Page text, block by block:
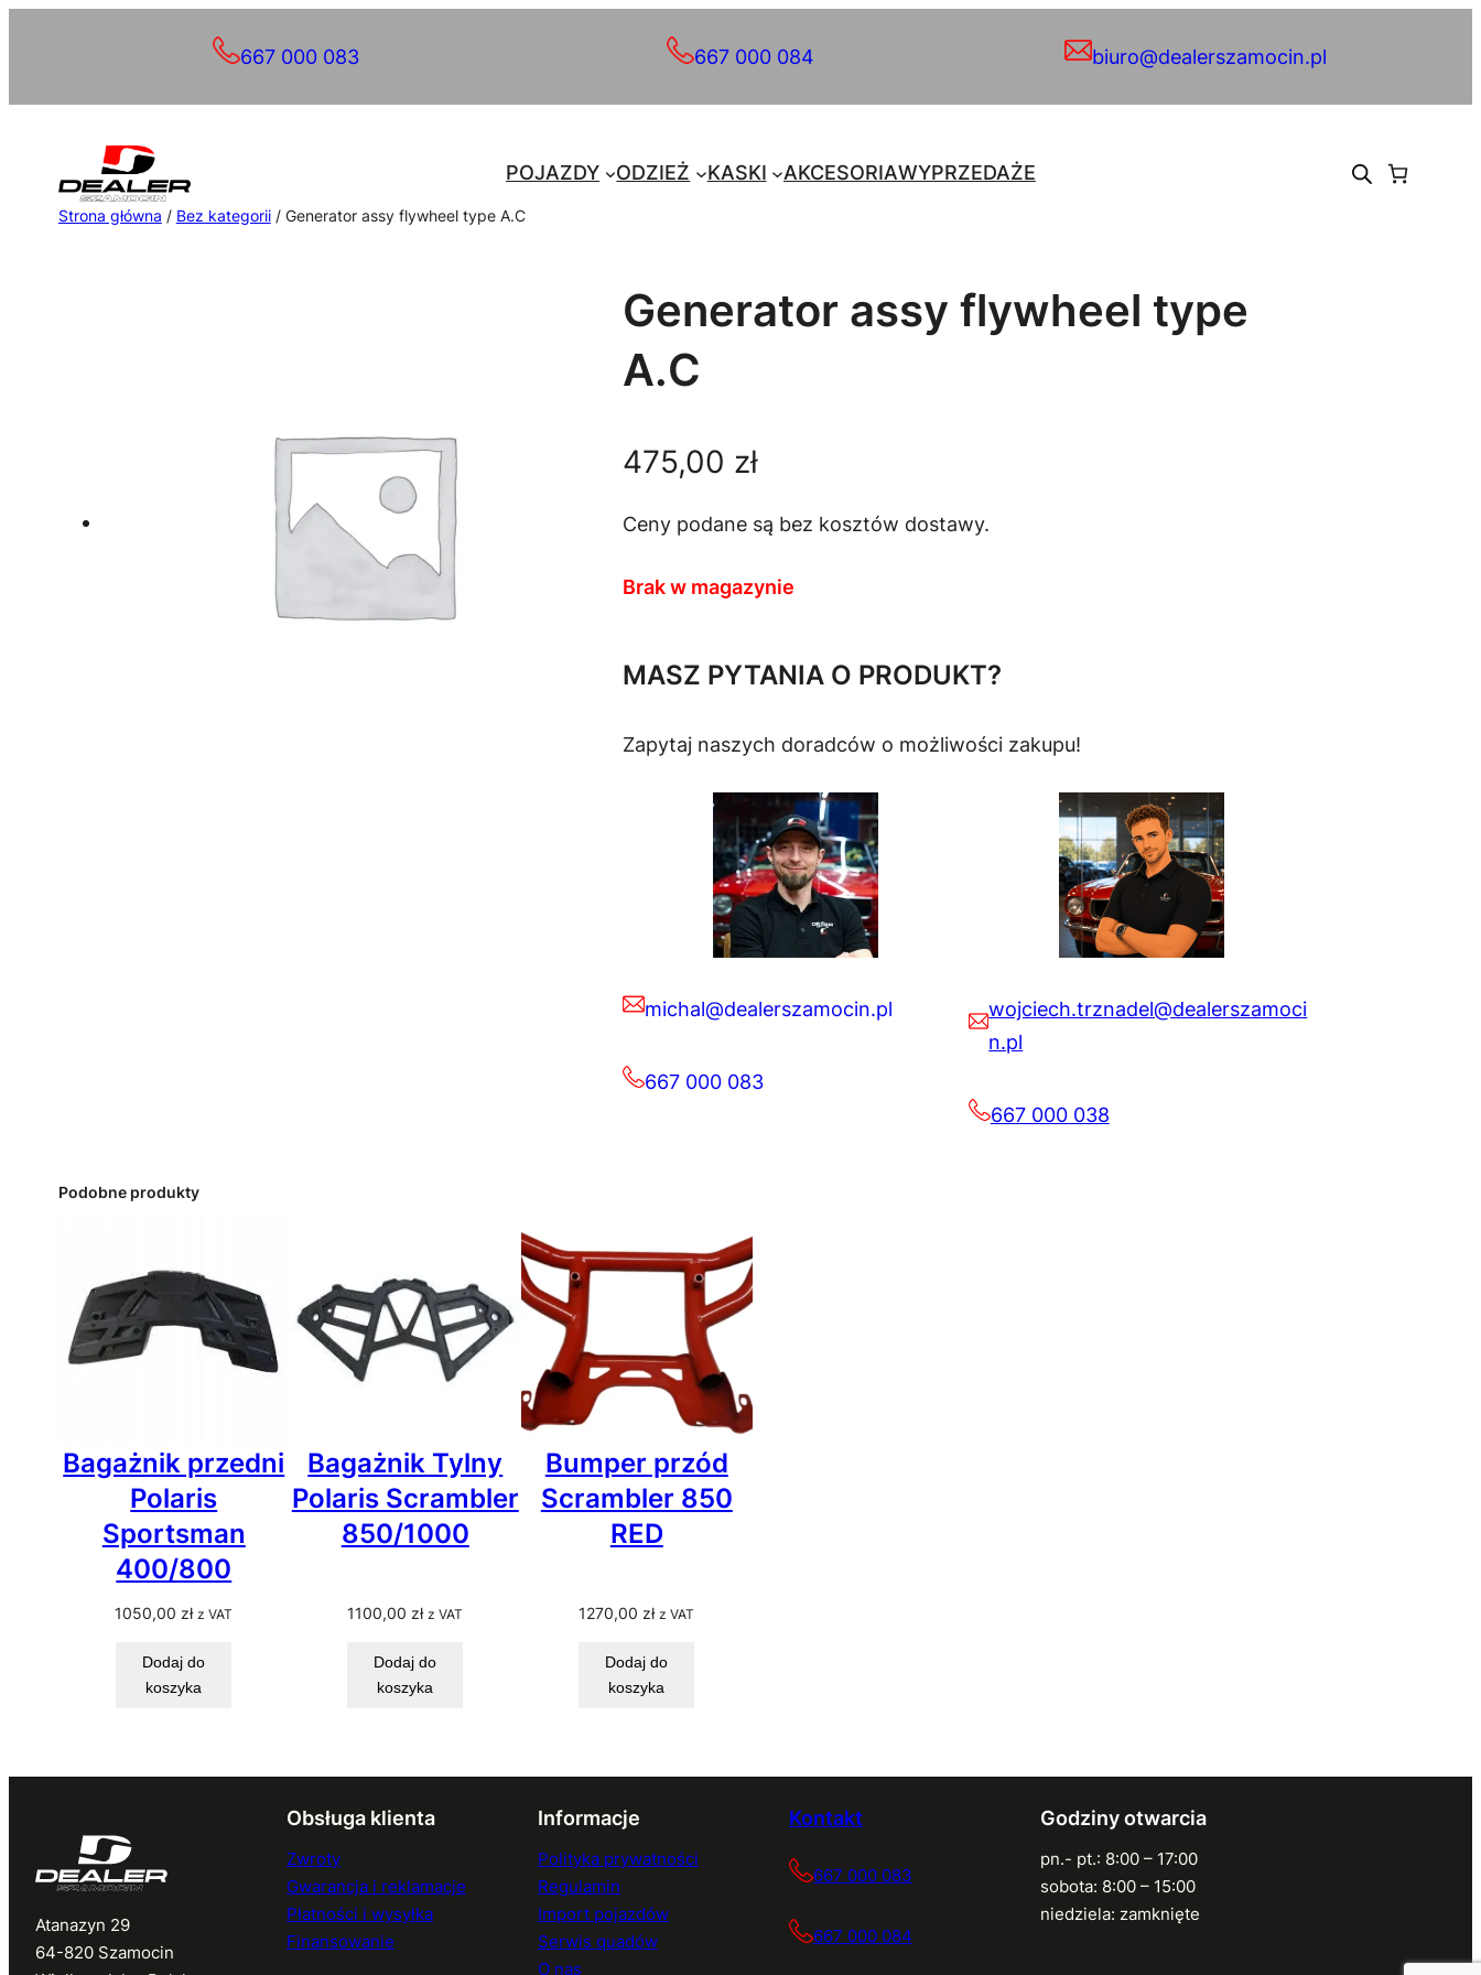
667 000 083 667 000 084 biuro@dealerszamocin.pl
POJAZDY ODZIEŻ KASKI AKCESORIAWYPRZEDAŻE
Strona główna / Bez kategorii/ Generator assy flywheel type A.C
Generator assy flywheel type
A.C
475,00 zł
Ceny podane są bez kosztów dostawy.
Brak w magazynie
MASZ PYTANIA O PRODUKT?
Zapytaj naszych doradców o możliwości zakupu!
michal@dealerszamocin.pl
667 000 083
wojciech.trznadel@dealerszamoci
n.pl
667 000 038
Podobne produkty
Bagażnik przedni
Polaris
Sportsman
400/800
1050,00 zł z VAT
Dodaj do
koszyka
Bagażnik Tylny
Polaris Scrambler
850/1000
1100,00 zł z VAT
Dodaj do
koszyka
Bumper przód
Scrambler 850
RED
1270,00 zł z VAT
Dodaj do
koszyka
Atanazyn 29
64-820 Szamocin
Obsługa klienta
Zwroty
Gwarancja i reklamacje
Płatności i wysyłka
Finansowanie
Informacje
Polityka prywatności
Regulamin
Import pojazdów
Serwis quadów
O nas
Kontakt
667 000 083
667 000 084
Godziny otwarcia
pn.- pt.: 8:00 – 17:00
sobota: 8:00 – 15:00
niedziela: zamknięte